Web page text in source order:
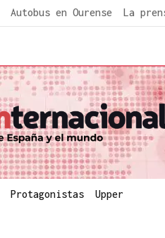
Autobus en Ourense La
Protagonistas Upper